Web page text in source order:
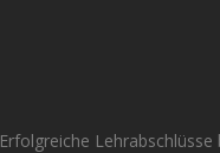
Erfolgreiche Lehrabschlüsse